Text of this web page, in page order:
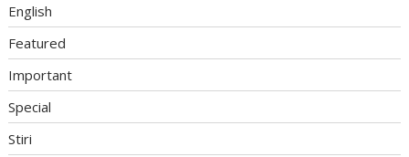
English
Featured
Important
Special
Stiri